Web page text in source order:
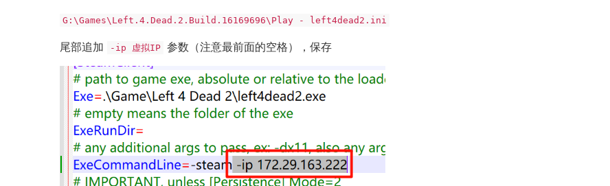
G:\Games\Left.4.Dead.2.Build.16169696\Play - left4dead2.ini
尾部追加 -ip 虚拟IP 参数（注意最前面的空格），保存